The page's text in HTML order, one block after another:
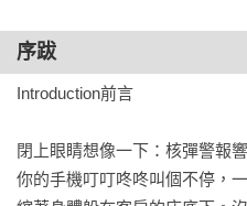
界中求生。
★ 末日生存測驗：你是「英雄
員」？測了就知道！
◎讀完這本書你將掌握一些（
——獻給想了解末日冷知識，又
序跋
Introduction前言
閉上眼睛想像一下：核彈警報
你的手機叮叮咚咚叫個不停，